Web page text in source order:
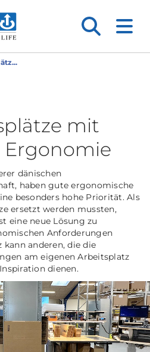
mit
dänischen
haben gute ergonomische
besonders hohe Priorität. Als
ersetzt werden mussten,
eine neue Lösung zu
Anforderungen
anderen, die die
am eigenen Arbeitsplatz
dienen.